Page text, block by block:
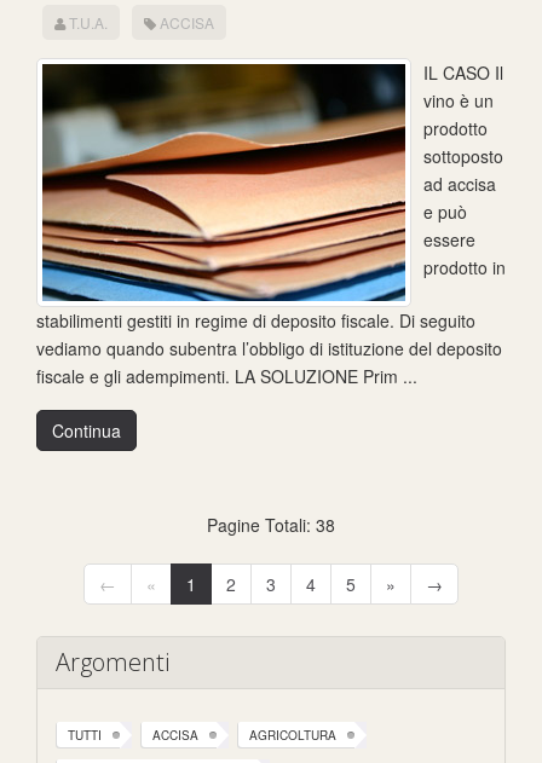
T.U.A. ACCISA
IL CASO Il
vino è un
prodotto
sottoposto
ad accisa
e può
essere
prodotto in
stabilimenti gestiti in regime di deposito fiscale. Di seguito
vediamo quando subentra l’obbligo di istituzione del deposito
fiscale e gli adempimenti. LA SOLUZIONE Prim ...
Continua
Pagine Totali: 38
← « 1 2 3 4 5 » →
Argomenti
TUTTI ACCISA AGRICOLTURA